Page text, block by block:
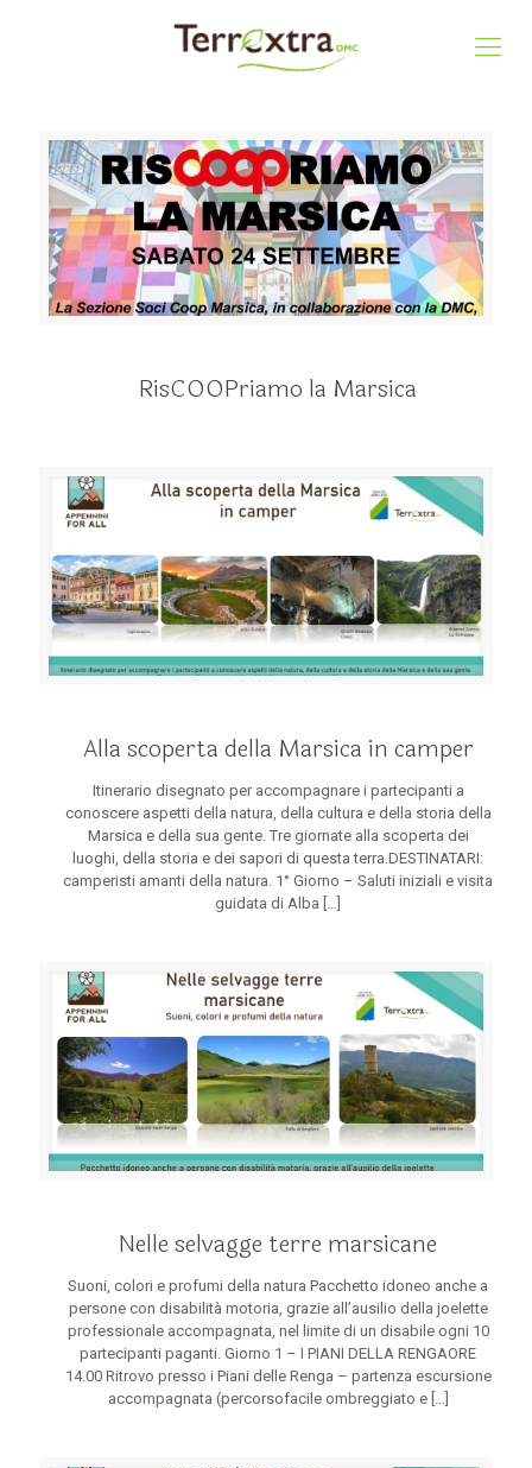
RisCOOPriamo la Marsica
Alla scoperta della Marsica in camper
Itinerario disegnato per accompagnare i partecipanti a
conoscere aspetti della natura, della cultura e della storia della
Marsica e della sua gente. Tre giornate alla scoperta dei
luoghi, della storia e dei sapori di questa terra.DESTINATARI:
camperisti amanti della natura. 1° Giorno – Saluti iniziali e visita
guidata di Alba […]
Nelle selvagge terre marsicane
Suoni, colori e profumi della natura Pacchetto idoneo anche a
persone con disabilità motoria, grazie all’ausilio della joelette
professionale accompagnata, nel limite di un disabile ogni 10
partecipanti paganti. Giorno 1 – I PIANI DELLA RENGAORE
14.00 Ritrovo presso i Piani delle Renga – partenza escursione
accompagnata (percorsofacile ombreggiato e[…]